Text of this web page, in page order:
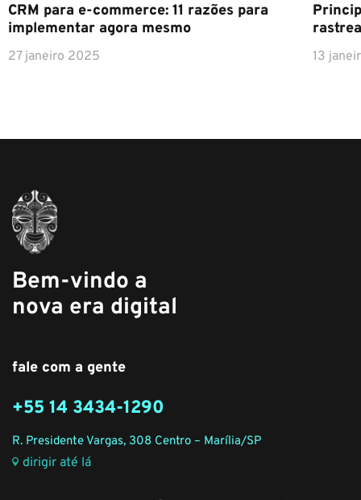
CRM para e-commerce: 11 razões para
implementar agora mesmo
27 janeiro 2025 13
Bem-vindo a
nova era digital
fale com a gente
+55 14 3434-1290
R. Presidente Vargas, 308 Centro – Marília/SP
dirigir até lá